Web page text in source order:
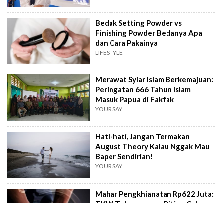
Bedak Setting Powder vs
Finishing Powder Bedanya Apa
dan Cara Pakainya
LIFESTYLE
Merawat Syiar Islam Berkemajuan:
Peringatan 666 Tahun Islam
Masuk Papua di Fakfak
YOUR SAY
Hati-hati, Jangan Termakan
August Theory Kalau Nggak Mau
Baper Sendirian!
YOUR SAY
Mahar Pengkhianatan Rp622 Juta: